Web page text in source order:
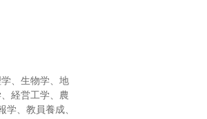
、生物学、地
経営工学、農
、教員養成、